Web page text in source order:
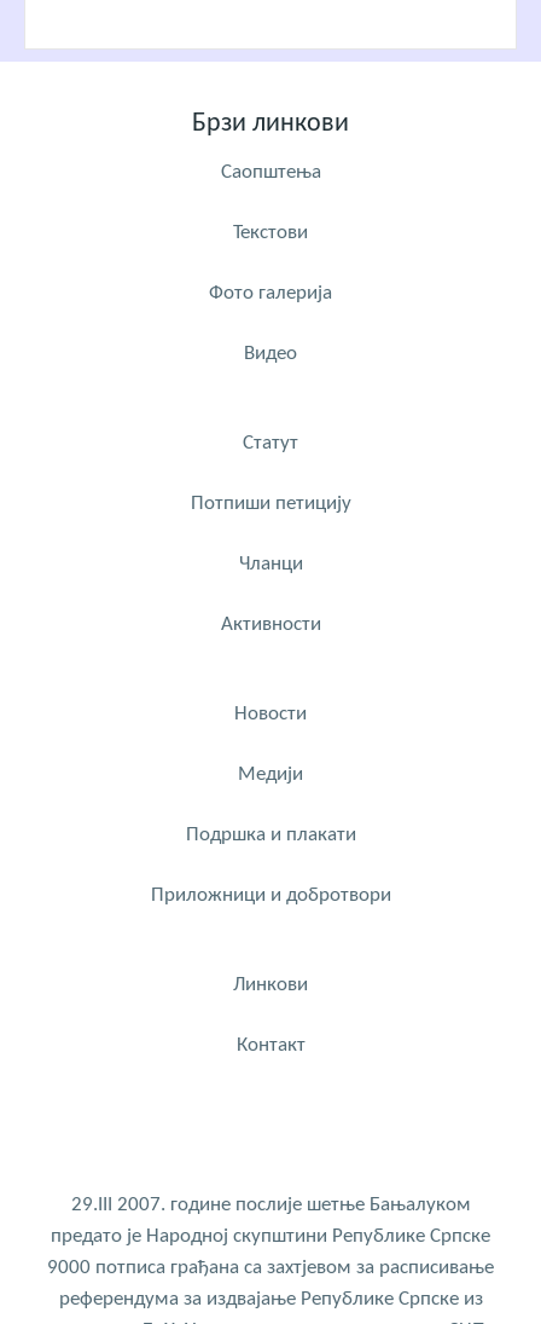
Брзи линкови
Саопштења
Текстови
Фото галерија
Видео
Статут
Потпиши петицију
Чланци
Активности
Новости
Медији
Подршка и плакати
Приложници и добротвори
Линкови
Контакт
29.III 2007. године послије шетње Бањалуком
предато је Народној скупштини Републике Српске
9000 потписа грађана са захтјевом за расписивање
референдума за издвајање Републике Српске из